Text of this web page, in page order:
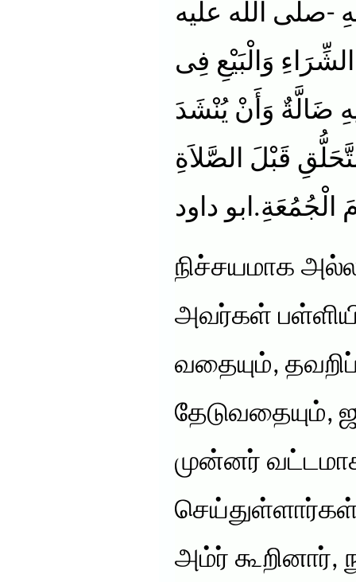
-صلى الله عليه
وَالْبَيْعِ فِى
ضَالَّةٌ وَأَنْ يُنْشَدَ
قَبْلَ الصَّلاَةِ
الْجُمُعَةِ.ابو داود
நிச்சயமாக
அவர்கள்
வதையும்,
முன்னர்
அம்ர் கூறினார்,